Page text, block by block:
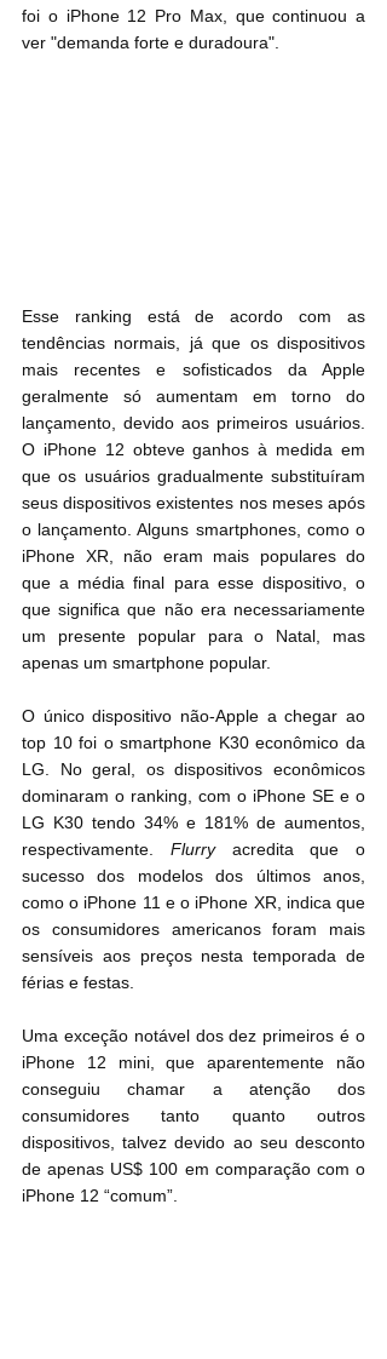
foi o iPhone 12 Pro Max, que continuou a
ver "demanda forte e duradoura".
Esse ranking está de acordo com as
tendências normais, já que os dispositivos
mais recentes e sofisticados da Apple
geralmente só aumentam em torno do
lançamento, devido aos primeiros usuários.
O iPhone 12 obteve ganhos à medida em
que os usuários gradualmente substituíram
seus dispositivos existentes nos meses após
o lançamento. Alguns smartphones, como o
iPhone XR, não eram mais populares do
que a média final para esse dispositivo, o
que significa que não era necessariamente
um presente popular para o Natal, mas
apenas um smartphone popular.
O único dispositivo não-Apple a chegar ao
top 10 foi o smartphone K30 econômico da
LG. No geral, os dispositivos econômicos
dominaram o ranking, com o iPhone SE e o
LG K30 tendo 34% e 181% de aumentos,
respectivamente. Flurry acredita que o
sucesso dos modelos dos últimos anos,
como o iPhone 11 e o iPhone XR, indica que
os consumidores americanos foram mais
sensíveis aos preços nesta temporada de
férias e festas.
Uma exceção notável dos dez primeiros é o
iPhone 12 mini, que aparentemente não
conseguiu chamar a atenção dos
consumidores tanto quanto outros
dispositivos, talvez devido ao seu desconto
de apenas US$ 100 em comparação com o
iPhone 12 “comum”.